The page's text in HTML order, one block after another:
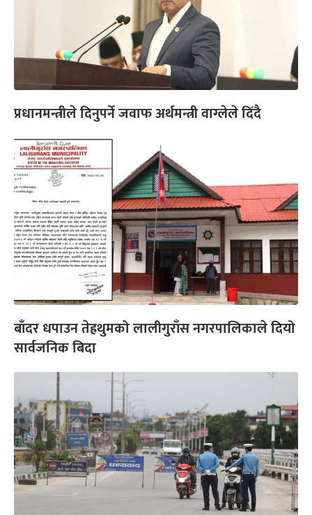
प्रधानमन्त्रीले दिनुपर्ने जवाफ अर्थमन्त्री वाग्लेले दिँदै
बाँदर धपाउन तेह्रथुमको लालीगुराँस नगरपालिकाले दियो
सार्वजनिक बिदा